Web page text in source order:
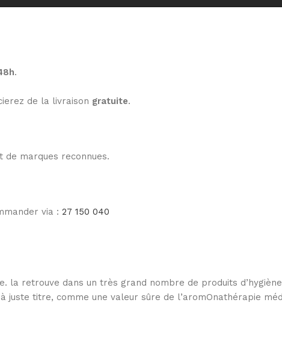
.
de la livraison gratuite.
marques reconnues.
via : 27 150 040
la retrouve dans un très grand nombre de produits
juste titre, comme une valeur sûre de l’aromOnathérapie